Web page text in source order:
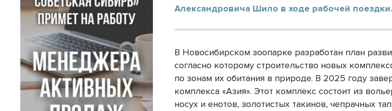
Александровича Шило в ходе рабочей поездки.
В Новосибирском зоопарке разработан план
согласно которому строительство новых
по зонам их обитания в природе. В 2025 году
комплекса «Азия». Этот комплекс состоит из
носух и енотов, золотистых такинов, чепрачных